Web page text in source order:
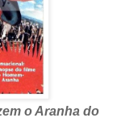
o Aranha do